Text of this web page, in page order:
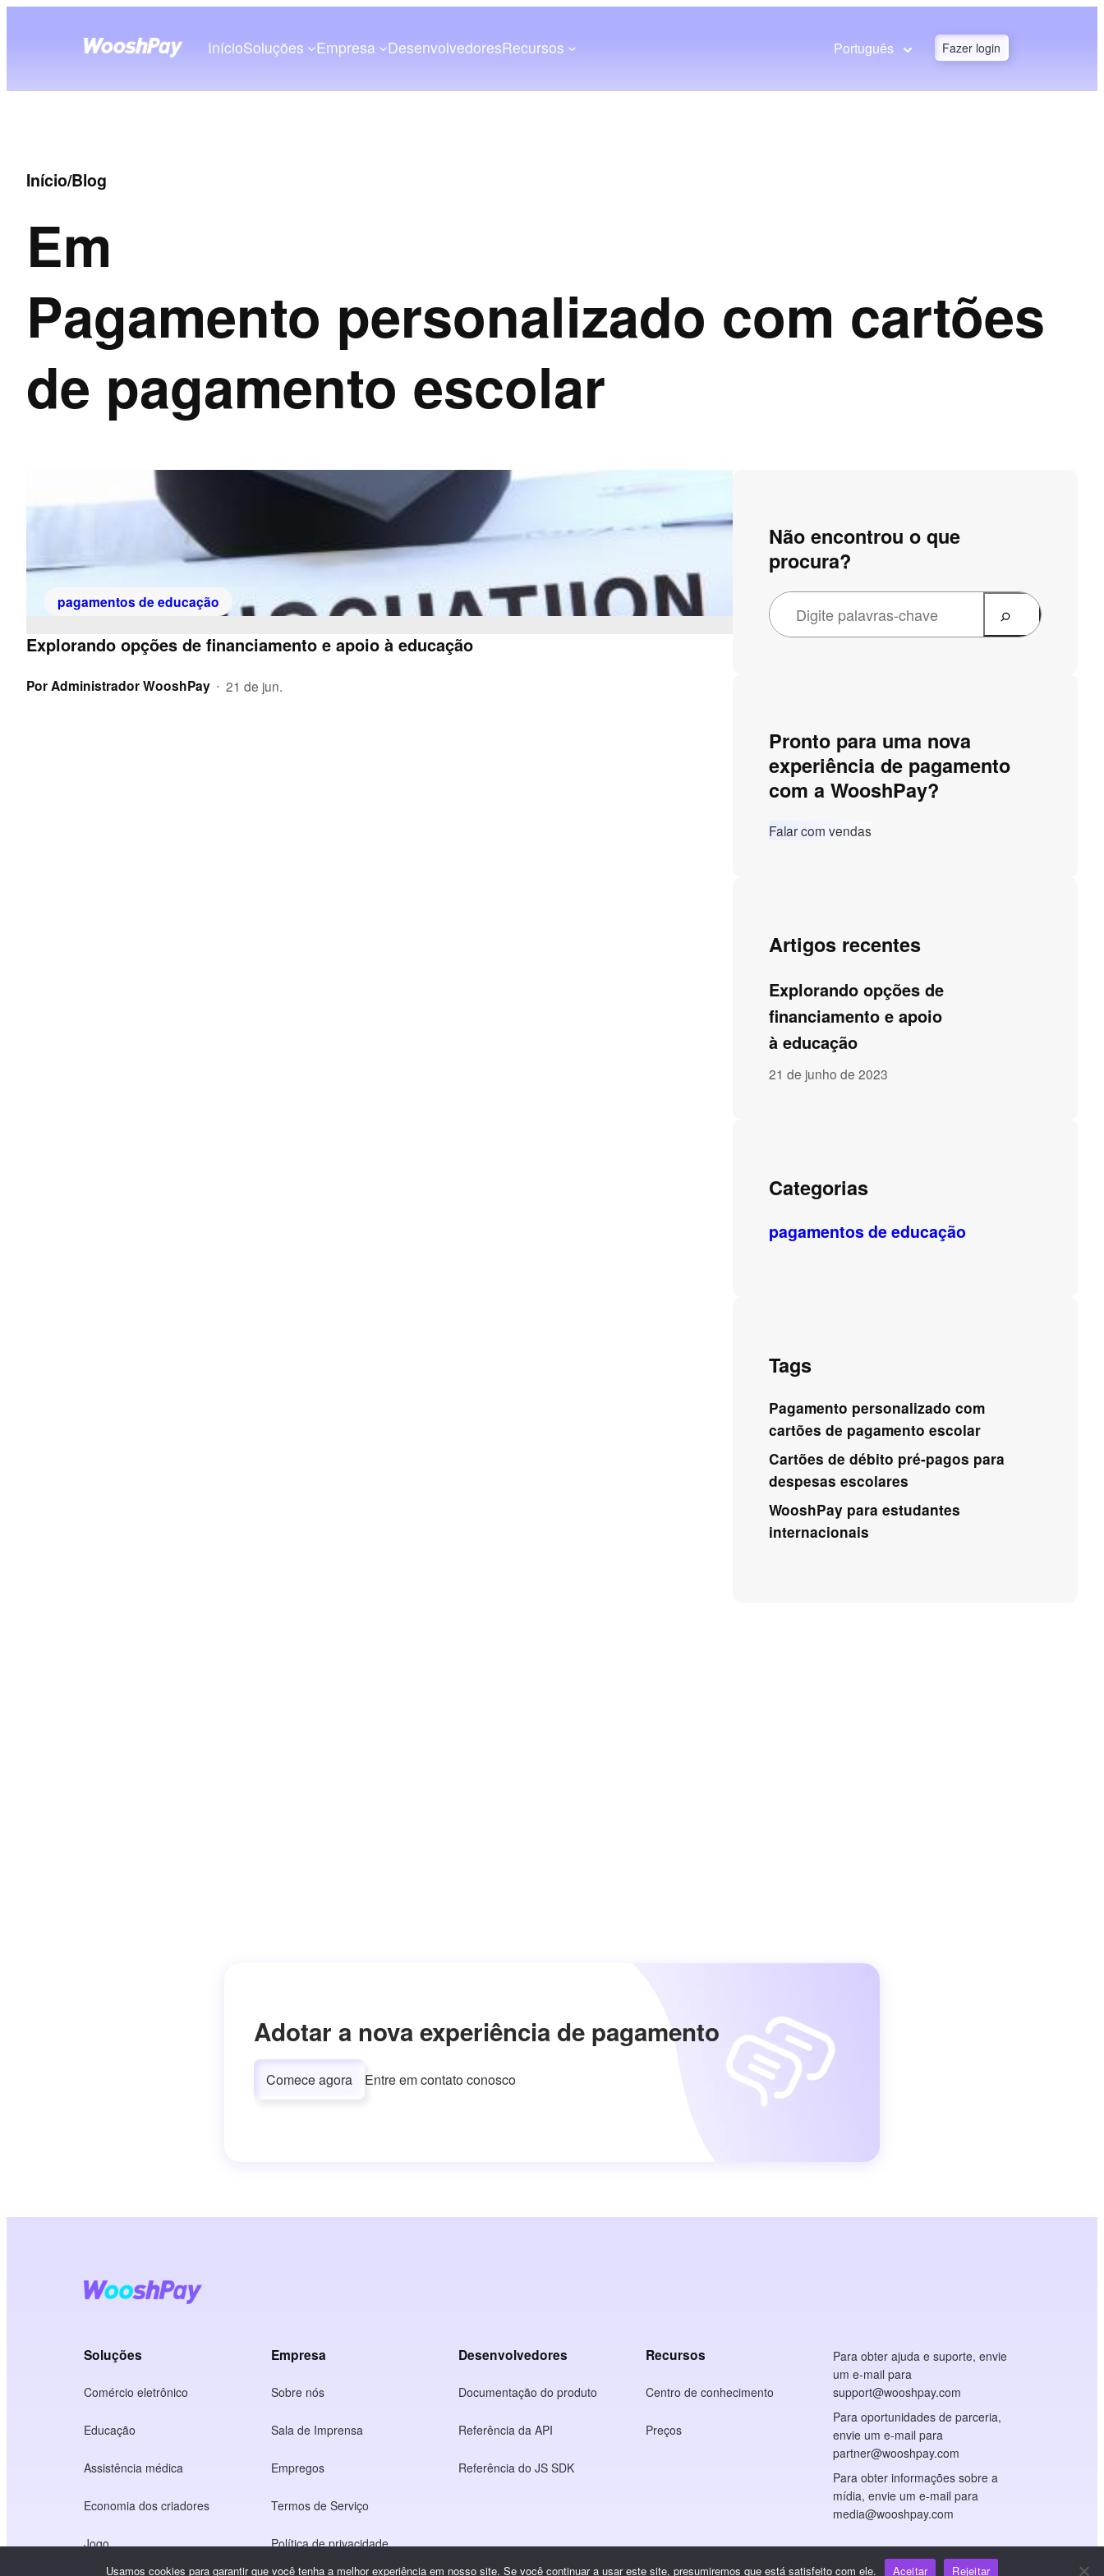
InícioSoluções Empresa DesenvolvedoresRecursos Português Fazer login
Início/Blog
Em
Pagamento personalizado com cartões
de pagamento escolar
pagamentos de educação
Explorando opções de financiamento e apoio à educação
PorAdministrador WooshPay • 21 de jun.
Não encontrou o que
procura?
Pronto para uma nova
experiência de pagamento
com a WooshPay?
Falar com vendas
Artigos recentes
Explorando opções de
financiamento e apoio
à educação
21 de junho de 2023
Categorias
pagamentos de educação
Tags
Pagamento personalizado com
cartões de pagamento escolar
Cartões de débito pré-pagos para
despesas escolares
WooshPay para estudantes
internacionais
Adotar a nova experiência de pagamento
Comece agora Entre em contato conosco
Soluções
Comércio eletrônico
Educação
Assistência médica
Economia dos criadores
Jogo
Empresa
Sobre nós
Sala de Imprensa
Empregos
Termos de Serviço
Política de privacidade
Desenvolvedores
Documentação do produto
Referência da API
Referência do JS SDK
Recursos
Centro de conhecimento
Preços
Para obter ajuda e suporte, envie
um e-mail para
support@wooshpay.com
Para oportunidades de parceria,
envie um e-mail para
partner@wooshpay.com
Para obter informações sobre a
mídia, envie um e-mail para
media@wooshpay.com
Usamos cookies para garantir que você tenha a melhor experiência em nosso site. Se você continuar a usar este site, presumiremos que está satisfeito com ele. Aceitar Rejeitar